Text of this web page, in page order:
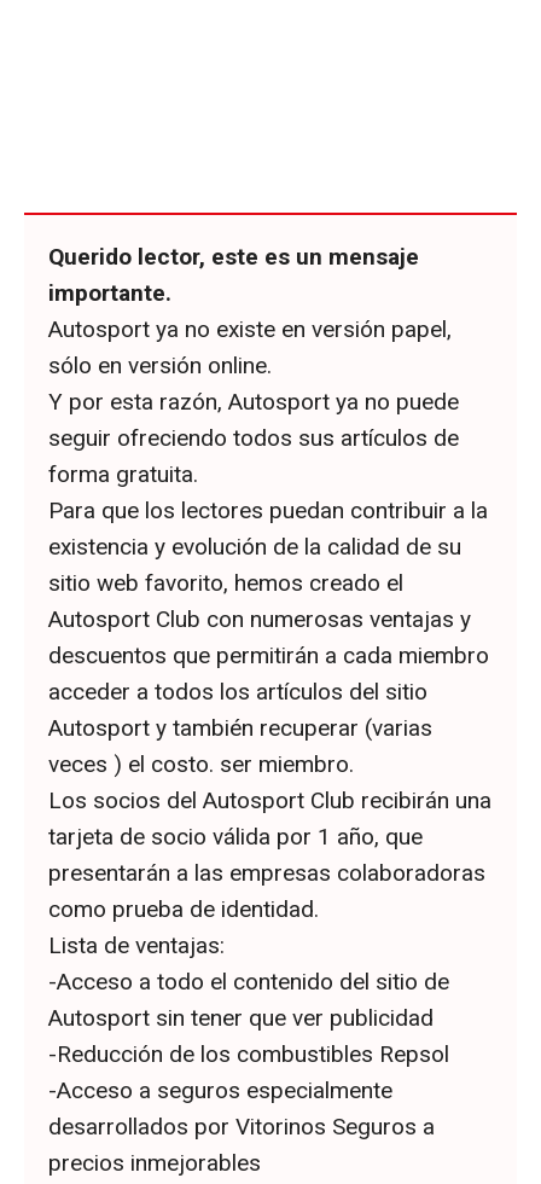
Querido lector, este es un mensaje
importante.
Autosport ya no existe en versión papel,
sólo en versión online.
Y por esta razón, Autosport ya no puede
seguir ofreciendo todos sus artículos de
forma gratuita.
Para que los lectores puedan contribuir a la
existencia y evolución de la calidad de su
sitio web favorito, hemos creado el
Autosport Club con numerosas ventajas y
descuentos que permitirán a cada miembro
acceder a todos los artículos del sitio
Autosport y también recuperar (varias
veces ) el costo. ser miembro.
Los socios del Autosport Club recibirán una
tarjeta de socio válida por 1 año, que
presentarán a las empresas colaboradoras
como prueba de identidad.
Lista de ventajas:
-Acceso a todo el contenido del sitio de
Autosport sin tener que ver publicidad
-Reducción de los combustibles Repsol
-Acceso a seguros especialmente
desarrollados por Vitorinos Seguros a
precios inmejorables